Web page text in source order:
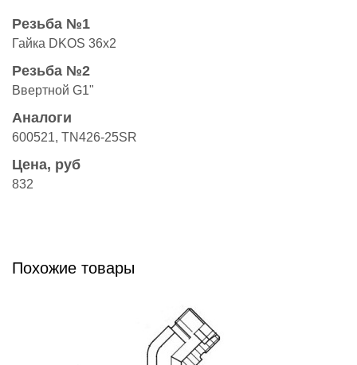
Резьба №1
Гайка DKOS 36x2
Резьба №2
Ввертной G1"
Аналоги
600521, TN426-25SR
Цена, руб
832
Похожие товары